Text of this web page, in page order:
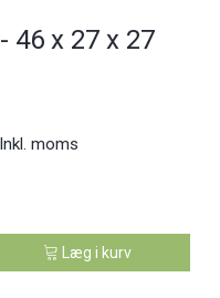
46 x 27 x 27
Inkl. moms
Læg i kurv